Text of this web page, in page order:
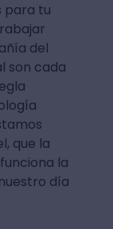
para tu
del
son cada
que la
la
día